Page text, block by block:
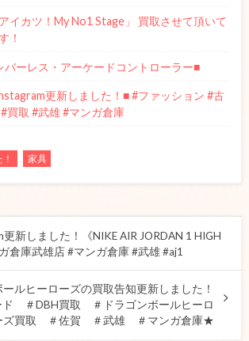
アイカツ！My No1 Stage」 買取させて頂いて
！
バーレス・アーケードコントローラー■
更新しました！■ #ファッション #古
買取 #武雄 #マンガ倉庫
家具
新しました！《NIKE AIR JORDAN 1 HIGH
倉庫武雄店 #マンガ倉庫 #武雄 #aj1
ルヒーローズの買取告知更新しました！
ド ＃DBH買取 ＃ドラゴンボールヒーロ
ズ買取 ＃佐賀 ＃武雄 ＃マンガ倉庫★